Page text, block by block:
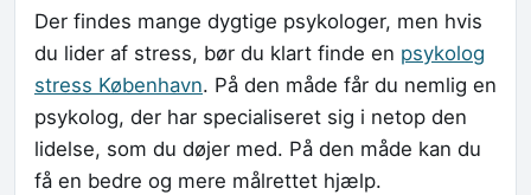
Der findes mange dygtige psykologer, men hvis
du lider af stress, bør du klart finde en psykolog
stress København. På den måde får du nemlig en
psykolog, der har specialiseret sig i netop den
lidelse, som du døjer med. På den måde kan du
få en bedre og mere målrettet hjælp.